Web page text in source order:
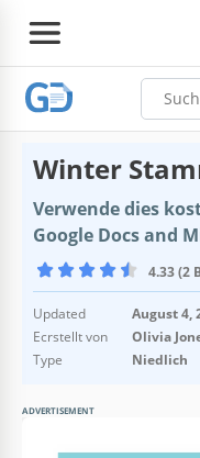
Winter
Verwende dies
Google Docs and
4.33 (2
Updated
August 4,
Ecrstellt von
Olivia
Type
Niedlich
ADVERTISEMENT